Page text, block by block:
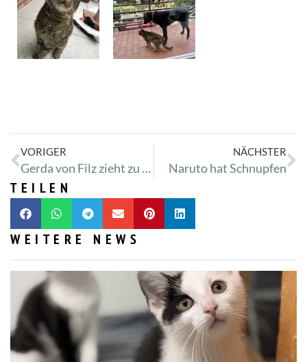
VORIGER
Gerda von Filz zieht zu uns
NÄCHSTER
Naruto hat Schnupfen
TEILEN
WEITERE NEWS